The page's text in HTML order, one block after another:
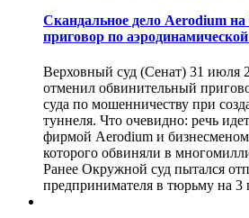
Скандальное дело Aerodium
приговор по
Верховный суд (Сенат) 31 июля
отменил обвинительный
суда по мошенничеству при
туннеля. Что очевидно: речь
фирмой Aerodium и
которого обвиняли в
Ранее Окружной суд пытался
предпринимателя в тюрьму на 3